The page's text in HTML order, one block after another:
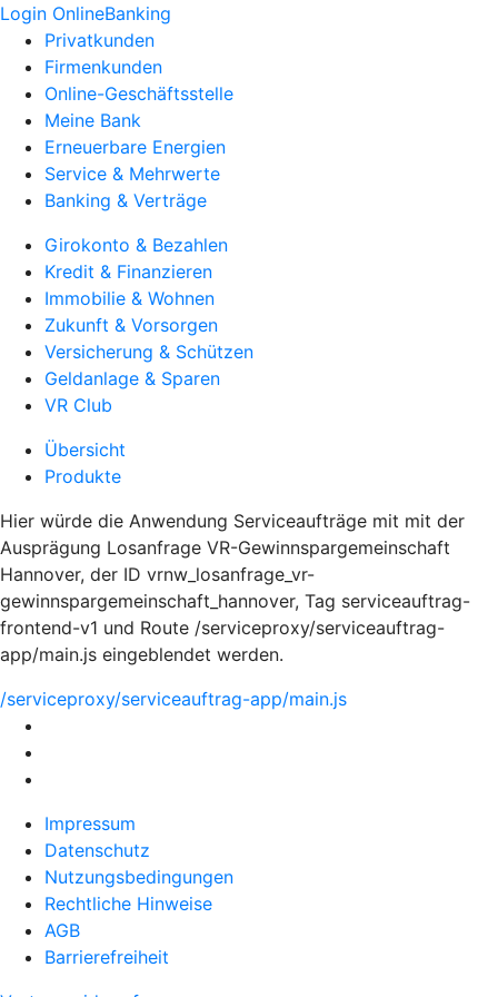
Login OnlineBanking
Privatkunden
Firmenkunden
Online-Geschäftsstelle
Meine Bank
Erneuerbare Energien
Service & Mehrwerte
Banking & Verträge
Girokonto & Bezahlen
Kredit & Finanzieren
Immobilie & Wohnen
Zukunft & Vorsorgen
Versicherung & Schützen
Geldanlage & Sparen
VR Club
Übersicht
Produkte
Hier würde die Anwendung Serviceaufträge mit mit der
Ausprägung Losanfrage VR-Gewinnspargemeinschaft
Hannover, der ID vrnw_losanfrage_vr-
gewinnspargemeinschaft_hannover, Tag serviceauftrag-
frontend-v1 und Route /serviceproxy/serviceauftrag-
app/main.js eingeblendet werden.
/serviceproxy/serviceauftrag-app/main.js
Impressum
Datenschutz
Nutzungsbedingungen
Rechtliche Hinweise
AGB
Barrierefreiheit